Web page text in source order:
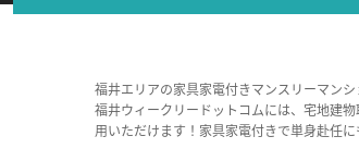
福井エリアの家具家電付きマンスリーマン
福井ウィークリードットコムには、宅地建
用いただけます！家具家電付きで単身赴任に